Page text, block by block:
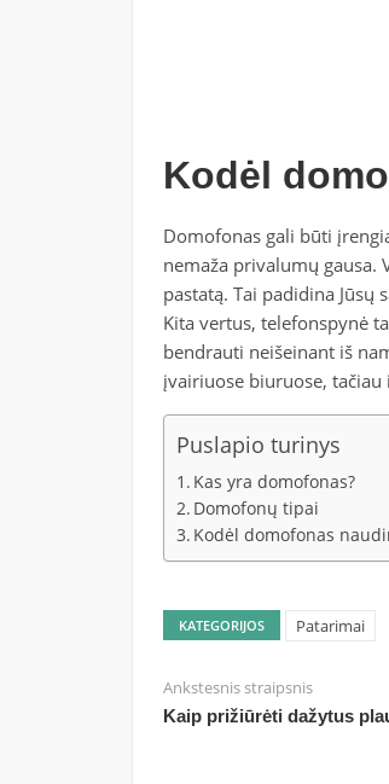
Kodėl
Domofonas gali būti
nemaža privalumų gausa.
pastatą. Tai padidina
Kita vertus, telefonspynė
bendrauti neišeinant iš
įvairiuose biuruose,
Puslapio turinys
Kas yra domofonas?
Domofonų tipai
Kodėl domofonas
KATEGORIJOS Patarimai
Ankstesnis straipsnis
Kaip prižiūrėti dažytus